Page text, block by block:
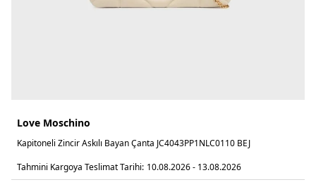
Love Moschino
Kapitoneli Zincir Askılı Bayan Çanta JC4043PP1NLC0110 BEJ
Tahmini Kargoya Teslimat Tarihi: 10.08.2026 - 13.08.2026